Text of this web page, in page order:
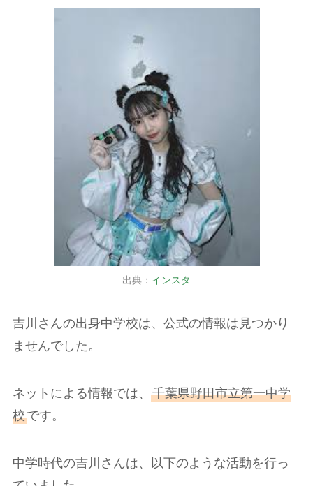
出典： インスタ
吉川さんの出身中学校は、公式の情報は見つかり
ませんでした。
ネットによる情報では、 千葉県野田市立第一中学
校です。
中学時代の吉川さんは、以下のような活動を行っ